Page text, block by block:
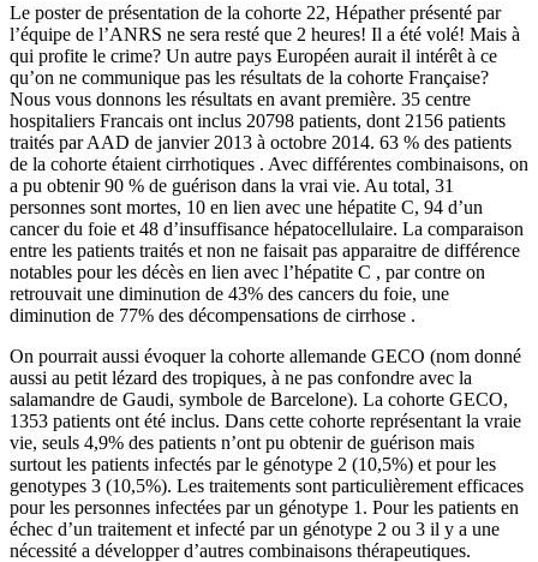
Le poster de présentation de la cohorte 22, Hépather présenté par
l’équipe de l’ANRS ne sera resté que 2 heures! Il a été volé! Mais à
qui profite le crime? Un autre pays Européen aurait il intérêt à ce
qu’on ne communique pas les résultats de la cohorte Française?
Nous vous donnons les résultats en avant première. 35 centre
hospitaliers Francais ont inclus 20798 patients, dont 2156 patients
traités par AAD de janvier 2013 à octobre 2014. 63 % des patients
de la cohorte étaient cirrhotiques . Avec différentes combinaisons, on
a pu obtenir 90 % de guérison dans la vrai vie. Au total, 31
personnes sont mortes, 10 en lien avec une hépatite C, 94 d’un
cancer du foie et 48 d’insuffisance hépatocellulaire. La comparaison
entre les patients traités et non ne faisait pas apparaitre de différence
notables pour les décès en lien avec l’hépatite C , par contre on
retrouvait une diminution de 43% des cancers du foie, une
diminution de 77% des décompensations de cirrhose .
On pourrait aussi évoquer la cohorte allemande GECO (nom donné
aussi au petit lézard des tropiques, à ne pas confondre avec la
salamandre de Gaudi, symbole de Barcelone). La cohorte GECO,
1353 patients ont été inclus. Dans cette cohorte représentant la vraie
vie, seuls 4,9% des patients n’ont pu obtenir de guérison mais
surtout les patients infectés par le génotype 2 (10,5%) et pour les
genotypes 3 (10,5%). Les traitements sont particulièrement efficaces
pour les personnes infectées par un génotype 1. Pour les patients en
échec d’un traitement et infecté par un génotype 2 ou 3 il y a une
nécessité a développer d’autres combinaisons thérapeutiques.